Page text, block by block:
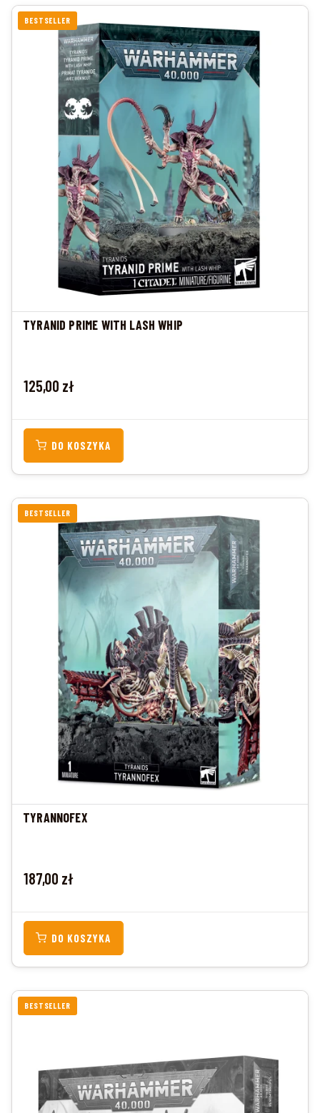
BESTSELLER
TYRANID PRIME WITH LASH WHIP
Cena
125,00 zł
DO KOSZYKA
BESTSELLER
TYRANNOFEX
Cena
187,00 zł
DO KOSZYKA
BESTSELLER